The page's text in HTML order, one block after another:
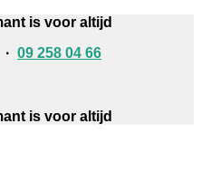
is voor altijd
· 09 258 04 66
is voor altijd